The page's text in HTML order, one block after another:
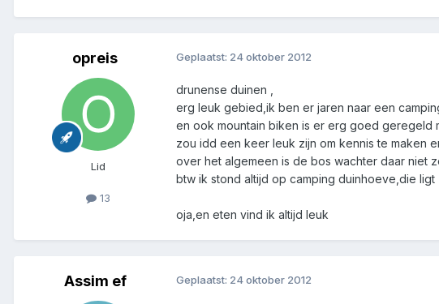
opreis
Lid
13
Geplaatst: 24 oktober 2012
drunense duinen ,
erg leuk gebied,ik ben er jaren naar een
en ook mountain biken is er erg goed geregeld
zou idd een keer leuk zijn om kennis te maken
over het algemeen is de bos wachter daar niet
btw ik stond altijd op camping duinhoeve,die
oja,en eten vind ik altijd leuk
Assim ef Geplaatst: 24 oktober 2012